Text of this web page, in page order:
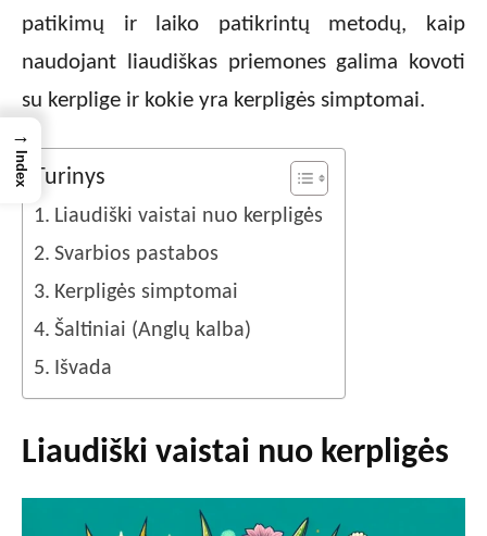
patikimų ir laiko patikrintų metodų, kaip
naudojant liaudiškas priemones galima kovoti
su kerplige ir kokie yra kerpligės simptomai.
Turinys
Liaudiški vaistai nuo kerpligės
Svarbios pastabos
Kerpligės simptomai
Šaltiniai (Anglų kalba)
Išvada
Liaudiški vaistai nuo kerpligės
→
Index